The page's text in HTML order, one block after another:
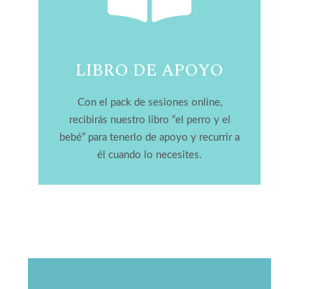
LIBRO DE APOYO
Con el pack de sesiones online,
recibirás nuestro libro “el perro y el
bebé” para tenerlo de apoyo y recurrir a
él cuando lo necesites.